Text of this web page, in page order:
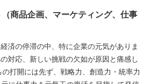
商品企画、マーケティング、仕事
済の停滞の中、特に企業の元気がありま
対応、新しい挑戦の欠如が原因と痛感し
打開には先ず、戦略力、創造力・統率力